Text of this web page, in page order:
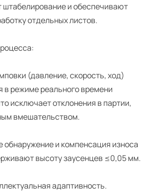
и обеспечивают
отдельных листов.
(давление, скорость, ход)
в режиме реального времени
исключает отклонения в партии,
вмешательством.
обнаружение и компенсация износа
высоту заусенцев ≤0,05 мм.
адаптивность.